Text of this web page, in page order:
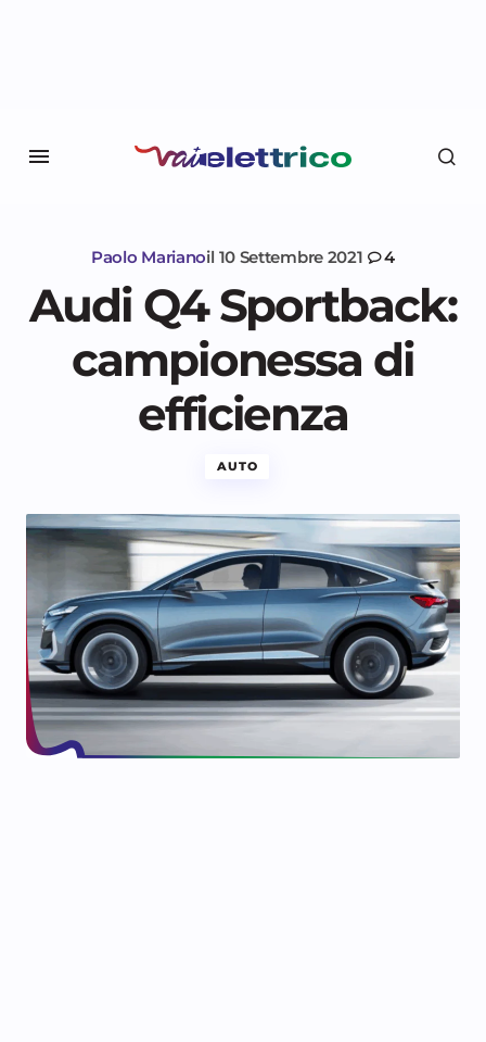
Paolo Marianoil 10 Settembre 2021 4
Audi Q4 Sportback:
campionessa di
efficienza
AUTO